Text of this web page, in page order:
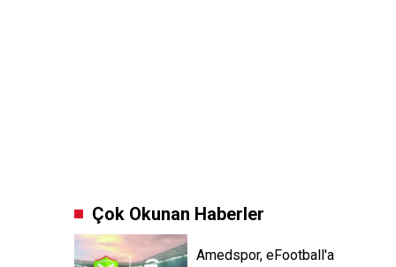
Çok Okunan Haberler
Amedspor, eFootball'a